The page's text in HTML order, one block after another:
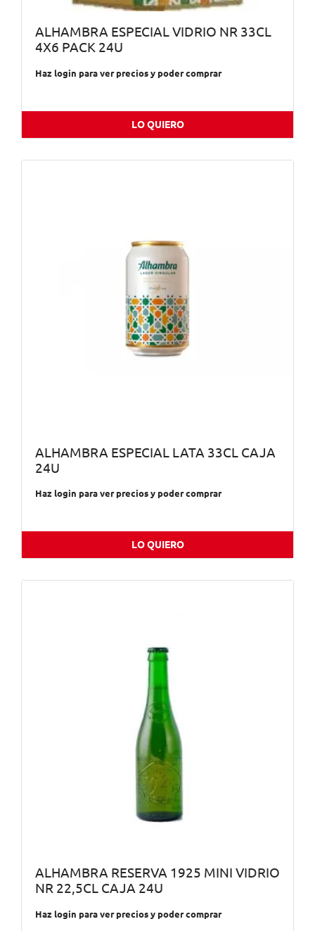
ALHAMBRA ESPECIAL VIDRIO NR 33CL
4X6 PACK 24U
Haz login para ver precios y poder comprar
LO QUIERO
ALHAMBRA ESPECIAL LATA 33CL CAJA
24U
Haz login para ver precios y poder comprar
LO QUIERO
ALHAMBRA RESERVA 1925 MINI VIDRIO
NR 22,5CL CAJA 24U
Haz login para ver precios y poder comprar